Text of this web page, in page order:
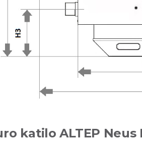
katilo ALTEP